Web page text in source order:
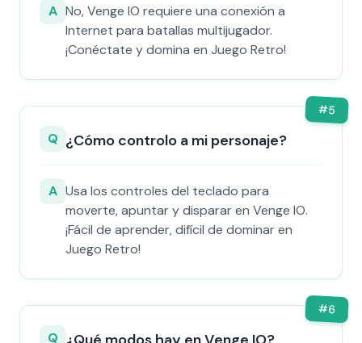
A No, Venge IO requiere una conexión a
Internet para batallas multijugador.
¡Conéctate y domina en Juego Retro!
#5
Q ¿Cómo controlo a mi personaje?
A Usa los controles del teclado para
moverte, apuntar y disparar en Venge IO.
¡Fácil de aprender, difícil de dominar en
Juego Retro!
#6
Q